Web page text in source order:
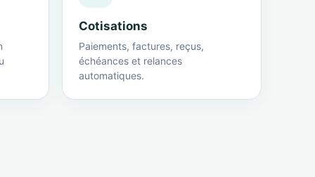
Cotisations
Paiements, factures, reçus,
échéances et relances
automatiques.